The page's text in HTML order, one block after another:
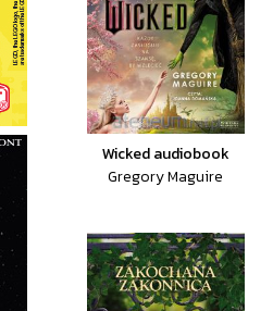
Wicked audiobook
Gregory Maguire